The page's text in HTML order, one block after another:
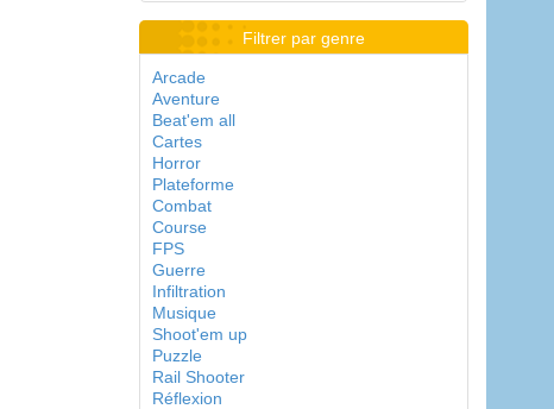
Filtrer par genre
Arcade
Aventure
Beat'em all
Cartes
Horror
Plateforme
Combat
Course
FPS
Guerre
Infiltration
Musique
Shoot'em up
Puzzle
Rail Shooter
Réflexion